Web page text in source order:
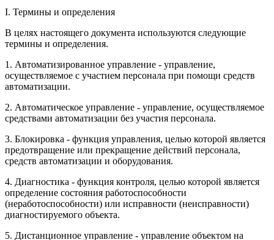
I. Термины и определения
В целях настоящего документа используются следующие
термины и определения.
1. Автоматизированное управление - управление,
осуществляемое с участием персонала при помощи средств
автоматизации.
2. Автоматическое управление - управление, осуществляемое
средствами автоматизации без участия персонала.
3. Блокировка - функция управления, целью которой является
предотвращение или прекращение действий персонала,
средств автоматизации и оборудования.
4. Диагностика - функция контроля, целью которой является
определение состояния работоспособности
(неработоспособности) или исправности (неисправности)
диагностируемого объекта.
5. Дистанционное управление - управление объектом на